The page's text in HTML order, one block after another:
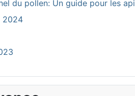
du pollen: Un guide pour les
2024